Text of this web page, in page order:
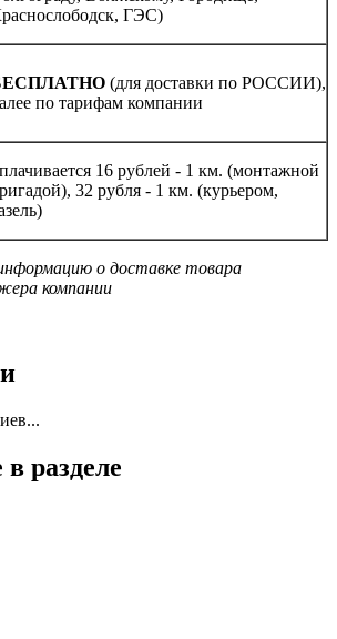
ГЭС)
(для доставки по РОССИИ),
по тарифам компании
16 рублей - 1 км. (монтажной
32 рубля - 1 км. (курьером,
о доставке товара
компании
разделе